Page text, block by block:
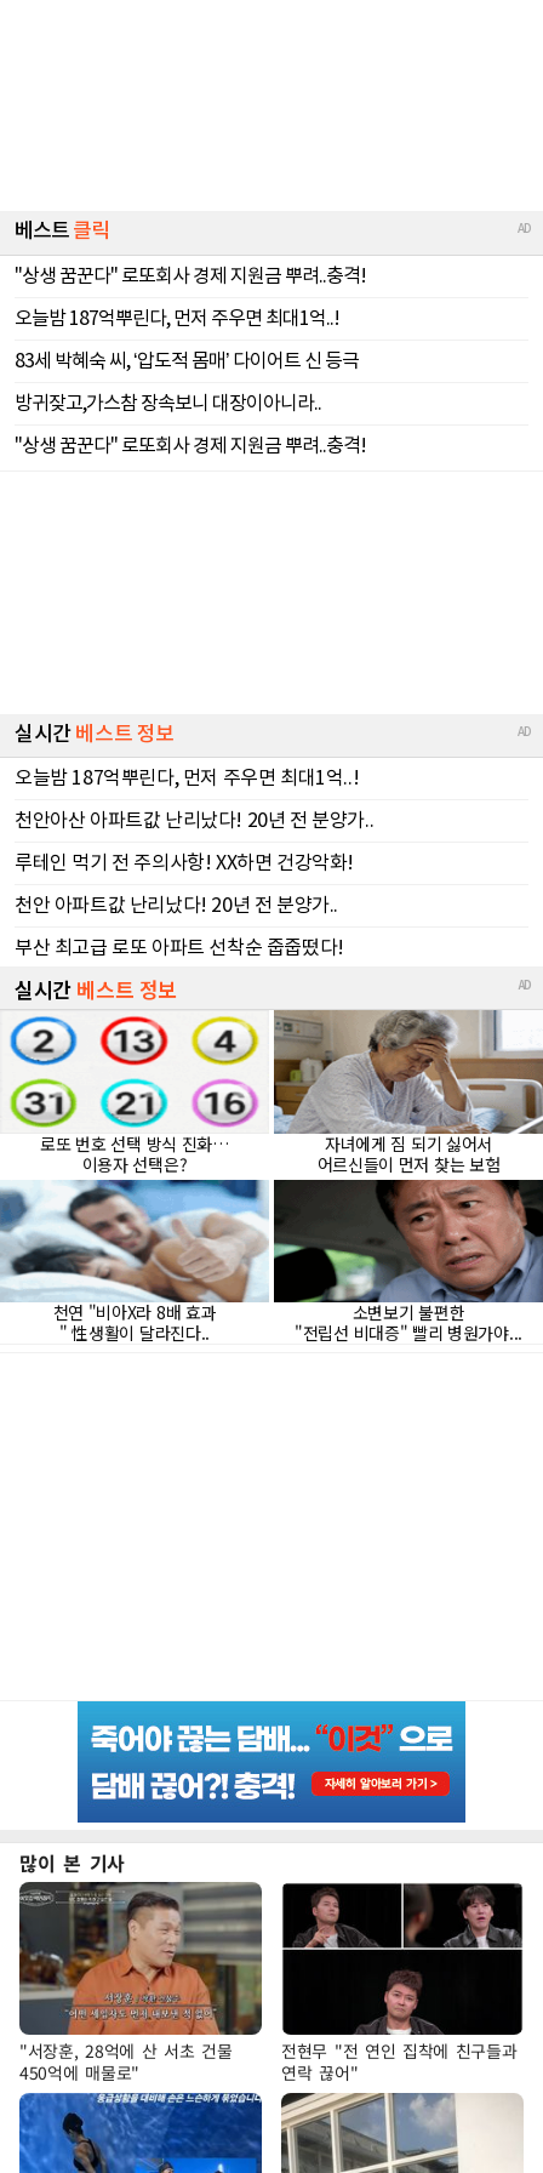
많이 본 기사
"서장훈, 28억에 산 서초 건물
450억에 매물로"
전현무 "전 연인 집착에 친구들과
연락 끊어"